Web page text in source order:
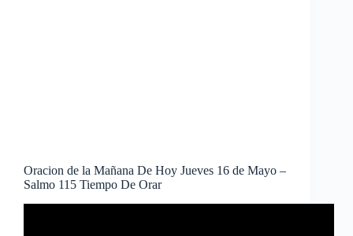
Oracion de la Mañana De Hoy Jueves 16 de Mayo –
Salmo 115 Tiempo De Orar